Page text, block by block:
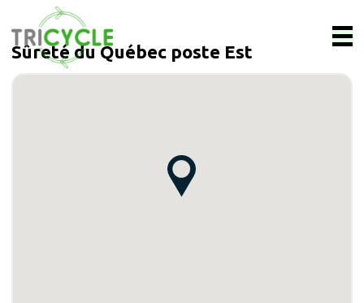
Sûreté du Québec poste Est